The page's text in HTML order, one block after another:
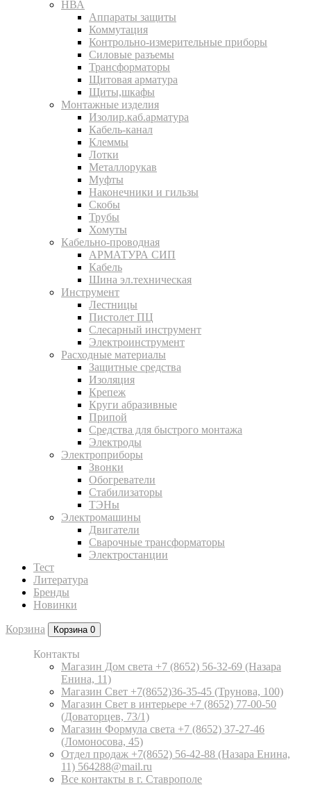
НВА
Аппараты защиты
Коммутация
Контрольно-измерительные приборы
Силовые разъемы
Трансформаторы
Щитовая арматура
Щиты,шкафы
Монтажные изделия
Изолир.каб.арматура
Кабель-канал
Клеммы
Лотки
Металлорукав
Муфты
Наконечники и гильзы
Скобы
Трубы
Хомуты
Кабельно-проводная
АРМАТУРА СИП
Кабель
Шина эл.техническая
Инструмент
Лестницы
Пистолет ПЦ
Слесарный инструмент
Электроинструмент
Расходные материалы
Защитные средства
Изоляция
Крепеж
Круги абразивные
Припой
Средства для быстрого монтажа
Электроды
Электроприборы
Звонки
Обогреватели
Стабилизаторы
ТЭНы
Электромашины
Двигатели
Сварочные трансформаторы
Электростанции
Тест
Литература
Бренды
Новинки
Корзина Корзина 0
Контакты
Магазин Дом света +7 (8652) 56-32-69 (Назара
Енина, 11)
Магазин Свет +7(8652)36-35-45 (Трунова, 100)
Магазин Свет в интерьере +7 (8652) 77-00-50
(Доваторцев, 73/1)
Магазин Формула света +7 (8652) 37-27-46
(Ломоносова, 45)
Отдел продаж +7(8652) 56-42-88 (Назара Енина,
11) 564288@mail.ru
Все контакты в г. Ставрополе